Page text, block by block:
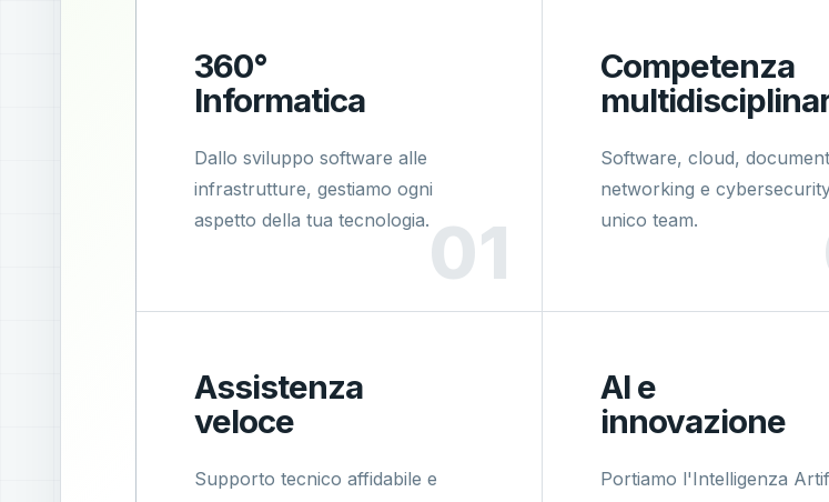
360°
Informatica
Dallo sviluppo software alle
infrastrutture, gestiamo ogni
aspetto della tua tecnologia.
Competenza
Software, cloud,
networking e
unico team.
Assistenza
veloce
Supporto tecnico affidabile e
AI e
innovazione
Portiamo l'Intelligenza